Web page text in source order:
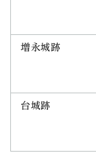
増永城跡
台城跡